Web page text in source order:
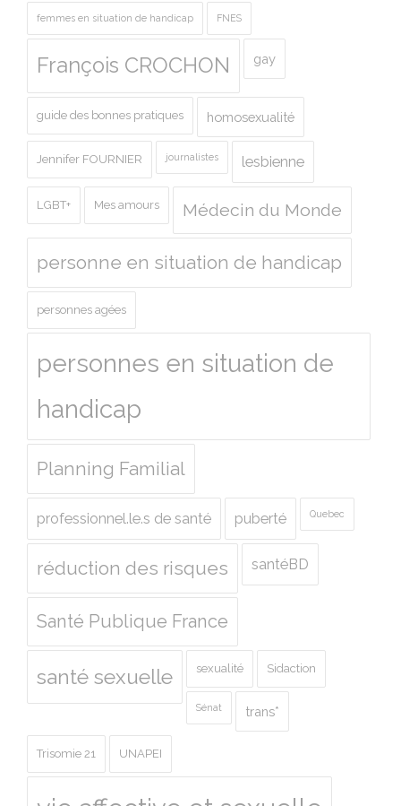
femmes en situation de handicap FNES
François CROCHON gay
guide des bonnes pratiques homosexualité
Jennifer FOURNIER journalistes lesbienne
LGBT+ Mes amours Médecin du Monde
personne en situation de handicap
personnes agées
personnes en situation de
handicap
Planning Familial
professionnel.le.s de santé puberté Quebec
réduction des risques santéBD
Santé Publique France
santé sexuelle sexualité Sidaction
Sénat trans*
Trisomie 21 UNAPEI